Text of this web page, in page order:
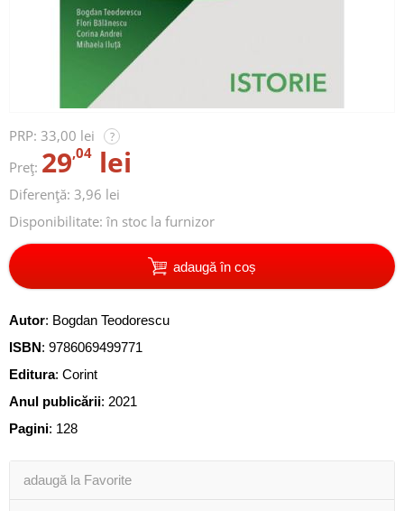
PRP: 33,00 lei ?
Preț: 29,04 lei
Diferență: 3,96 lei
Disponibilitate: în stoc la furnizor
adaugă în coș
Autor: Bogdan Teodorescu
ISBN: 9786069499771
Editura: Corint
Anul publicării: 2021
Pagini: 128
adaugă la Favorite